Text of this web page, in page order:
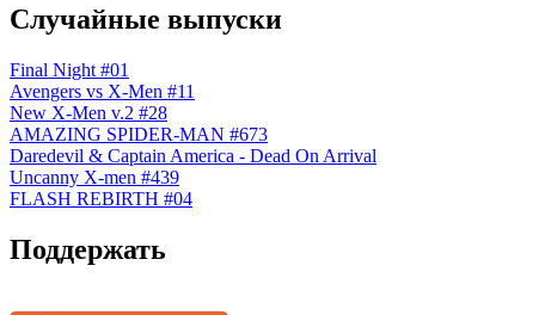
Случайные выпуски
Final Night #01
Avengers vs X-Men #11
New X-Men v.2 #28
AMAZING SPIDER-MAN #673
Daredevil & Captain America - Dead On Arrival
Uncanny X-men #439
FLASH REBIRTH #04
Поддержать